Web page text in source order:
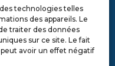
technologies telles
des appareils. Le
traiter des données
sur ce site. Le fait
avoir un effet négatif